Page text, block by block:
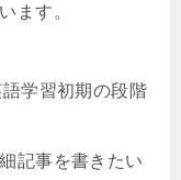
ます。
学習初期の段階
記事を書きたい